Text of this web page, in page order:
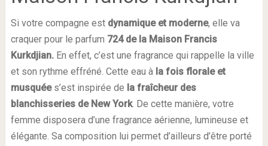
Si votre compagne est dynamique et moderne, elle va
craquer pour le parfum 724 de la Maison Francis
Kurkdjian. En effet, c’est une fragrance qui rappelle la ville
et son rythme effréné. Cette eau à la fois florale et
musquées’est inspirée de la fraîcheur des
blanchisseries de New York. De cette manière, votre
femme disposera d’une fragrance aérienne, lumineuse et
élégante. Sa composition lui permet d’ailleurs d’être porté